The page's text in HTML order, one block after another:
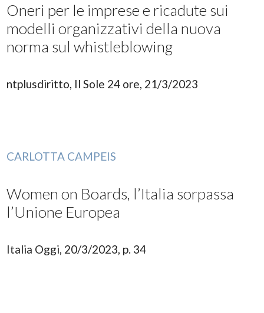
Oneri per le imprese e ricadute sui
modelli organizzativi della nuova
norma sul whistleblowing
ntplusdiritto, Il Sole 24 ore, 21/3/2023
CARLOTTA CAMPEIS
Women on Boards, l’Italia sorpassa
l’Unione Europea
Italia Oggi, 20/3/2023, p. 34